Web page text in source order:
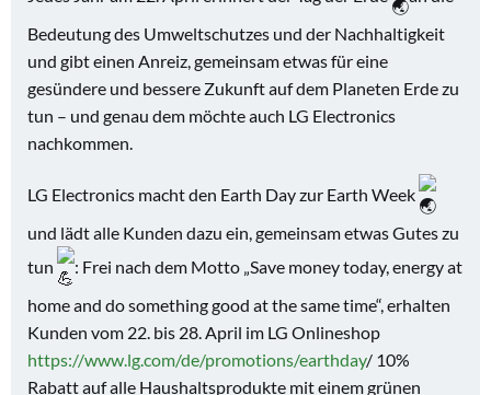
Bedeutung des Umweltschutzes und der Nachhaltigkeit
und gibt einen Anreiz, gemeinsam etwas für eine
gesündere und bessere Zukunft auf dem Planeten Erde zu
tun – und genau dem möchte auch LG Electronics
nachkommen.
LG Electronics macht den Earth Day zur Earth Week
und lädt alle Kunden dazu ein, gemeinsam etwas Gutes zu
tun
: Frei nach dem Motto „Save money today, energy at
home and do something good at the same time“, erhalten
Kunden vom 22. bis 28. April im LG Onlineshop
https://www.lg.com/de/promotions/earthday/ 10%
Rabatt auf alle Haushaltsprodukte mit einem grünen